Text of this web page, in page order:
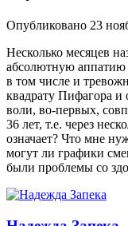
Опубликовано 23
Несколько месяцев
абсолютную аппатию
в том числе и
квадрату Пифагора
воли, во-первых,
36 лет, т.е. через
означает? Что мне
могут ли графики
были проблемы со